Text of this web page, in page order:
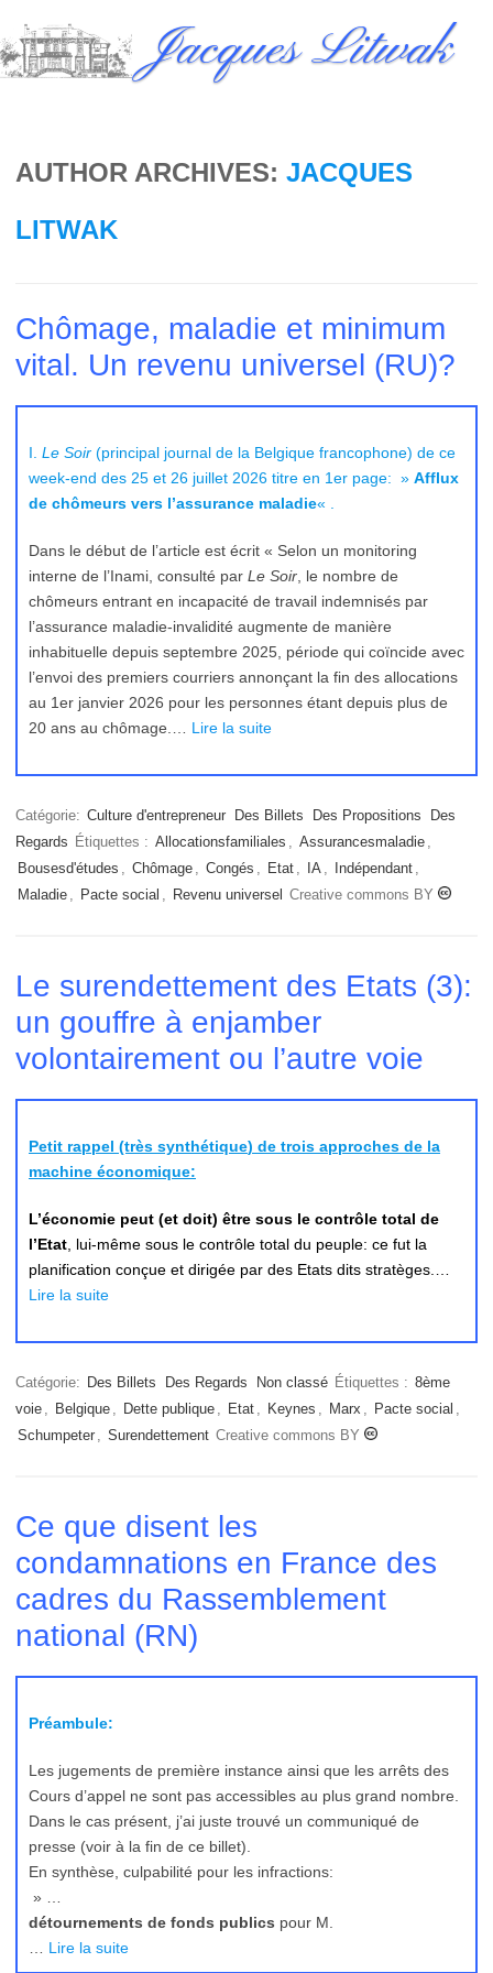
to
content
Jacques Litwak
AUTHOR ARCHIVES: JACQUES
LITWAK
Chômage, maladie et minimum
vital. Un revenu universel (RU)?
I. Le Soir (principal journal de la Belgique francophone) de ce
week-end des 25 et 26 juillet 2026 titre en 1er page: » Afflux
de chômeurs vers l’assurance maladie« .
Dans le début de l’article est écrit « Selon un monitoring
interne de l’Inami, consulté par Le Soir , le nombre de
chômeurs entrant en incapacité de travail indemnisés par
l’assurance maladie-invalidité augmente de manière
inhabituelle depuis septembre 2025, période qui coïncide avec
l’envoi des premiers courriers annonçant la fin des allocations
au 1er janvier 2026 pour les personnes étant depuis plus de
20 ans au chômage.… Lire la suite
Catégorie: Culture d'entrepreneur Des Billets Des Propositions
Des
Regards Étiquettes : Allocationsfamiliales , Assurancesmaladie ,
Bousesd'études , Chômage , Congés , Etat , IA , Indépendant ,
Maladie , Pacte social , Revenu universel Creative commons BY
Le surendettement des Etats (3):
un gouffre à enjamber
volontairement ou l’autre voie
Petit rappel (très synthétique) de trois approches de la
machine économique:
L’économie peut (et doit) être sous le contrôle total de
l’Etat , lui-même sous le contrôle total du peuple: ce fut la
planification conçue et dirigée par des Etats dits stratèges.…
Lire la suite
Catégorie: Des Billets Des Regards Non classé Étiquettes : 8ème
voie , Belgique , Dette publique , Etat , Keynes , Marx , Pacte social ,
Schumpeter , Surendettement Creative commons BY
Ce que disent les
condamnations en France des
cadres du Rassemblement
national (RN)
Préambule:
Les jugements de première instance ainsi que les arrêts des
Cours d’appel ne sont pas accessibles au plus grand nombre.
Dans le cas présent, j’ai juste trouvé un communiqué de
presse (voir à la fin de ce billet).
En synthèse, culpabilité pour les infractions:
» …
détournements de fonds publics pour M.
Lire la suite